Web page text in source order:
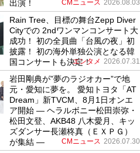
出演！
CMニュース 2026.08.03
Rain Tree、目標の舞台Zepp Diver
Cityでの 2ndワンマンコンサート大
成功！ 初の全員曲「台風の夜」初
披露！ 初の海外単独公演となる韓
国コンサートも決定！
エンタメ 2026.07.31
岩田剛典が”夢のラジオカー”で地
元・愛知に夢を。 愛知トヨタ「AT
Dream」新TVCM、8月1日オンエ
ア開始 ― ヘラルボニー松田崇弥・
松田文登、AKB48 八木愛月、キッ
ズダンサー長瀬柊真（ＥＸＰＧ）
が集結 ―
CMニュース 2026.07.30